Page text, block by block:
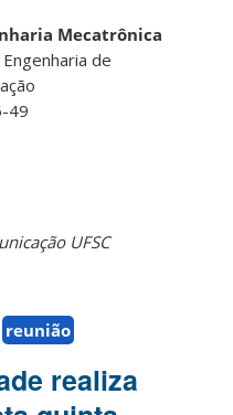
Mecatrônica
de
49
UFSC
reunião
realiza